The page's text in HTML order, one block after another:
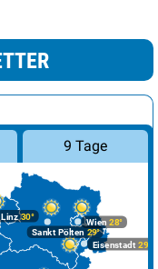
9 Tage
Linz30°
Wien 28°
Eisenstadt 29°
Sankt Pölten 29°